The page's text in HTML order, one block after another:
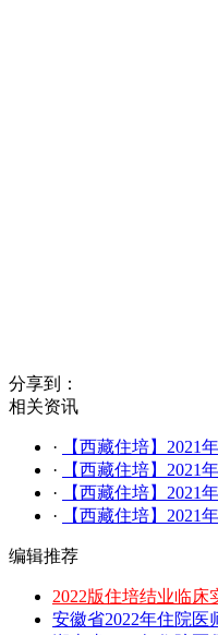
分享到：
相关资讯
·
【西藏住培】2021
·
【西藏住培】2021
·
【西藏住培】2021
·
【西藏住培】2021
编辑推荐
2022版住培结业临床
安徽省2022年住院医